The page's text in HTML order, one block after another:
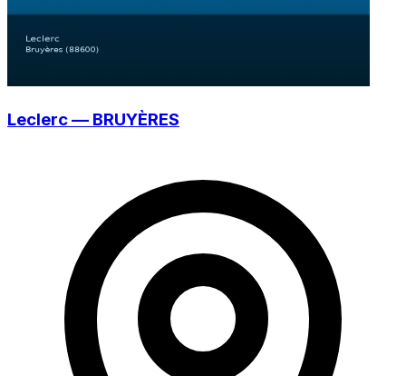
Leclerc — BRUYÈRES